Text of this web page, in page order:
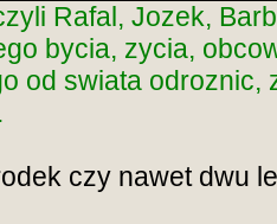
Rafal, Jozek,
bycia, zycia,
od swiata odroznic,
czy nawet dwu